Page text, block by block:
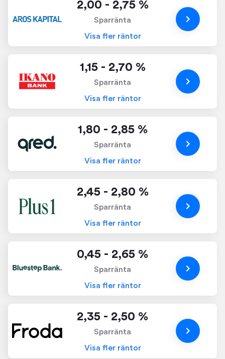
2,00 - 2,75 %
Sparränta
Visa fler räntor
1,15 - 2,70 %
Sparränta
Visa fler räntor
1,80 - 2,85 %
Sparränta
Visa fler räntor
2,45 - 2,80 %
Sparränta
Visa fler räntor
0,45 - 2,65 %
Sparränta
Visa fler räntor
2,35 - 2,50 %
Sparränta
Visa fler räntor